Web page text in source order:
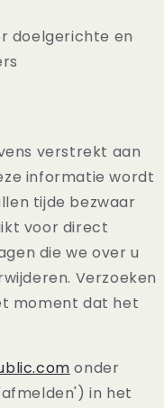
doelgerichte en
verstrekt aan
informatie wordt
tijde bezwaar
voor direct
die we over u
Verzoeken
moment dat het
onder
in het